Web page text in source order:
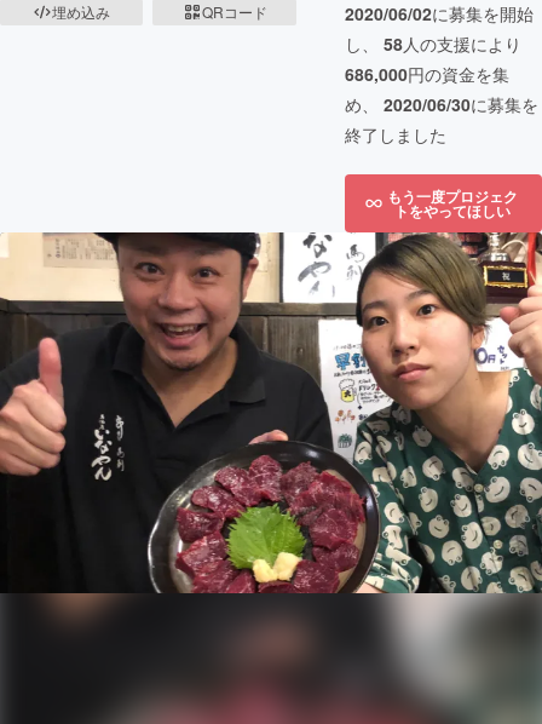
埋め込み
QRコード
2020/06/02に募集を開始
し、 58人の支援により
686,000円の資金を集
め、 2020/06/30に募集を
終了しました
もう一度プロジェク
トをやってほしい